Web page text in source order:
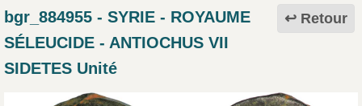
Retour
bgr_884955- SYRIE - ROYAUME
SÉLEUCIDE - ANTIOCHUS VII
SIDETES Unité